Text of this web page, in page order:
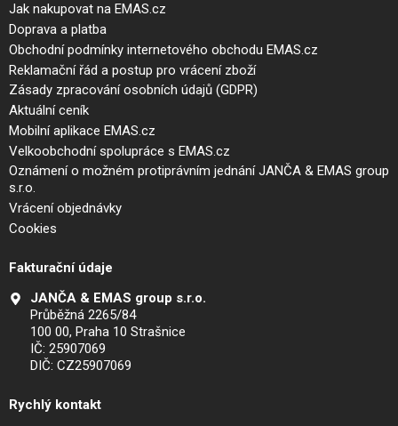
Jak nakupovat na EMAS.cz
Doprava a platba
Obchodní podmínky internetového obchodu EMAS.cz
Reklamační řád a postup pro vrácení zboží
Zásady zpracování osobních údajů (GDPR)
Aktuální ceník
Mobilní aplikace EMAS.cz
Velkoobchodní spolupráce s EMAS.cz
Oznámení o možném protiprávním jednání JANČA & EMAS group
s.r.o.
Vrácení objednávky
Cookies
Fakturační údaje
JANČA & EMAS group s.r.o.
Průběžná 2265/84
100 00, Praha 10 Strašnice
IČ: 25907069
DIČ: CZ25907069
Rychlý kontakt